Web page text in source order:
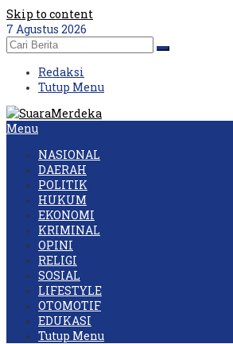
Skip to content
7 Agustus 2026
Redaksi
Tutup Menu
Menu
NASIONAL
DAERAH
POLITIK
HUKUM
EKONOMI
KRIMINAL
OPINI
RELIGI
SOSIAL
LIFESTYLE
OTOMOTIF
EDUKASI
Tutup Menu